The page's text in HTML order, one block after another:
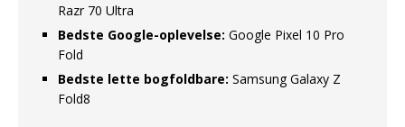
Razr 70 Ultra
Bedste Google-oplevelse: Google Pixel 10 Pro
Fold
Bedste lette bogfoldbare: Samsung Galaxy Z
Fold8